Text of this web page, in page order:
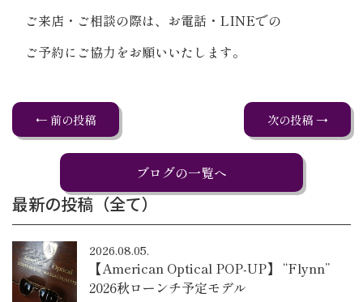
ご来店・ご相談の際は、お電話・LINEでの
ご予約にご協力をお願いいたします。
← 前の投稿 次の投稿 →
ブログの一覧へ
最新の投稿（全て）
2026.08.05.
【American Optical POP-UP】 “Flynn”
2026秋ローンチ予定モデル